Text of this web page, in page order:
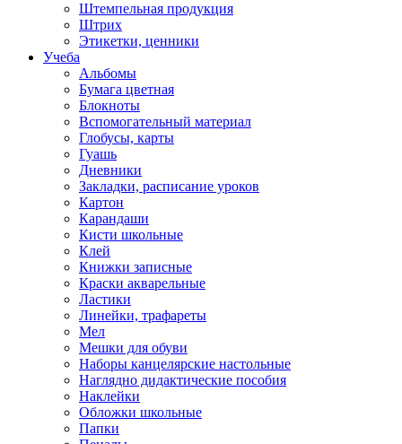
Штемпельная продукция
Штрих
Этикетки, ценники
Учеба
Альбомы
Бумага цветная
Блокноты
Вспомогательный материал
Глобусы, карты
Гуашь
Дневники
Закладки, расписание уроков
Картон
Карандаши
Кисти школьные
Клей
Книжки записные
Краски акварельные
Ластики
Линейки, трафареты
Мел
Мешки для обуви
Наборы канцелярские настольные
Наглядно дидактические пособия
Наклейки
Обложки школьные
Папки